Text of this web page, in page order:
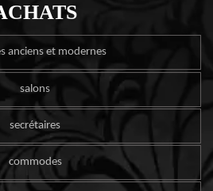
anciens et modernes
salons
secrétaires
commodes